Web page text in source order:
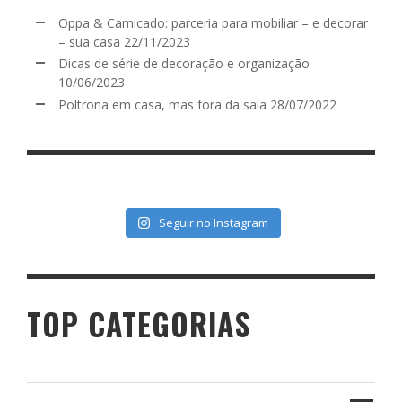
Oppa & Camicado: parceria para mobiliar – e decorar
– sua casa 22/11/2023
Dicas de série de decoração e organização
10/06/2023
Poltrona em casa, mas fora da sala 28/07/2022
Seguir no Instagram
TOP CATEGORIAS